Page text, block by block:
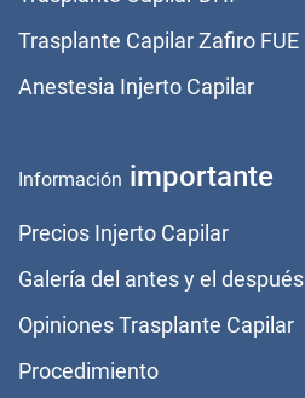
Trasplante Capilar Zafiro FUE
Anestesia Injerto Capilar
Información importante
Precios Injerto Capilar
Galería del antes y el después
Opiniones Trasplante Capilar
Procedimiento